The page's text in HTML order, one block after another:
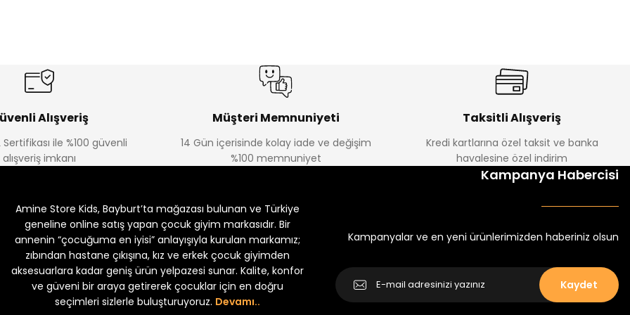
Lorin Kız Çocuk 3’lü Takım
%18
Yeni
₺ 2.200 ₺ 1.800 ₺ 1.200
%13
Amine
Belis Kız Çocuk Takım
Alışveriş
Sertifikası ile %100 güvenli
alışveriş imkanı
Müşteri Memnuniyeti
14 Gün içerisinde kolay iade ve değişim
%100 memnuniyet
Taksitli Alışveriş
Kredi kartlarına özel taksit ve banka
havalesine özel indirim
Amine Store Kids, Bayburt’ta mağazası bulunan ve Türkiye
geneline online satış yapan çocuk giyim markasıdır. Bir
annenin “çocuğuma en iyisi” anlayışıyla kurulan markamız;
zıbından hastane çıkışına, kız ve erkek çocuk giyimden
aksesuarlara kadar geniş ürün yelpazesi sunar. Kalite, konfor
ve güveni bir araya getirerek çocuklar için en doğru
seçimleri sizlerle buluşturuyoruz. Devamı..
Kampanya Habercisi
Kampanyalar ve en yeni ürünlerimizden haberiniz olsun
Kaydet